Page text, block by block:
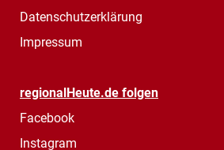
Datenschutzerklärung
Impressum
regionalHeute.de folgen
Facebook
Instagram